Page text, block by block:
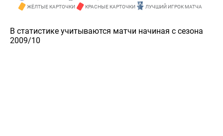
ЖЁЛТЫЕ КАРТОЧКИ
КРАСНЫЕ КАРТОЧКИ ЛУЧШИЙ ИГРОК МАТЧА
В статистике учитываются матчи начиная с сезона
2009/10